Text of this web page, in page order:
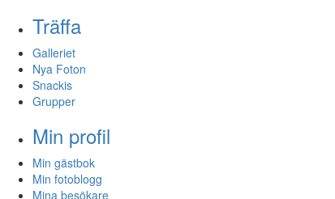
Träffa
Galleriet
Nya Foton
Snackis
Grupper
Min profil
Min gästbok
Min fotoblogg
Mina besökare